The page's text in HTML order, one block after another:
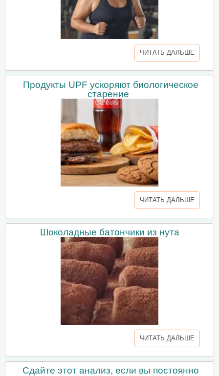
ЧИТАТЬ ДАЛЬШЕ
Продукты UPF ускоряют биологическое
старение
ЧИТАТЬ ДАЛЬШЕ
Шоколадные батончики из нута
ЧИТАТЬ ДАЛЬШЕ
Сдайте этот анализ, если вы постоянно